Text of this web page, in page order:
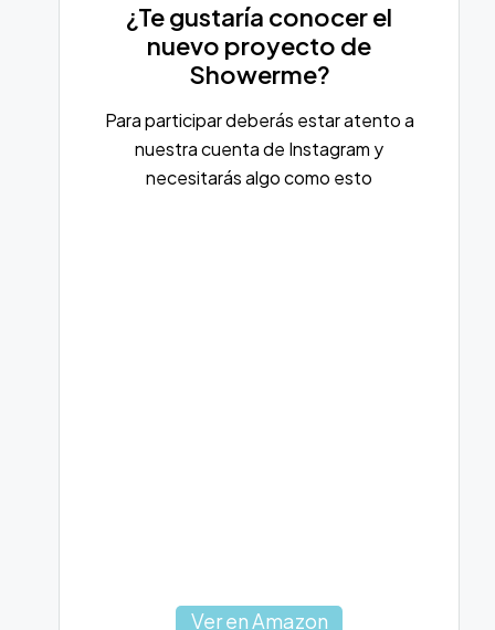
¿Te gustaría conocer el
nuevo proyecto de
Showerme?
Para participar deberás estar atento a
nuestra cuenta de Instagram y
necesitarás algo como esto
Ver en Amazon